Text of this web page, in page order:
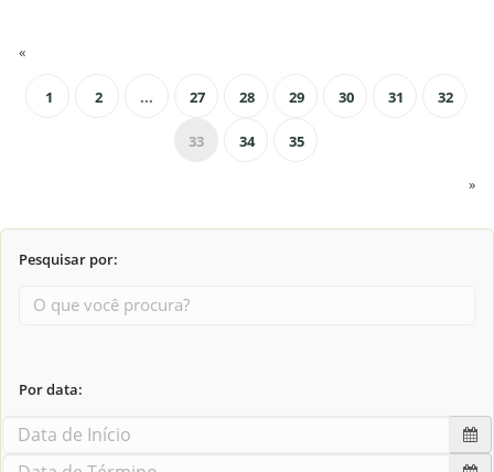
«
1 2 ... 27 28 29 30 31 32
33 34 35
»
Pesquisar por:
Por data: